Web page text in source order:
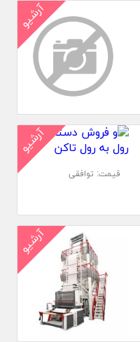
آرشیو
آرشیو
قیمت: توافقی
آرشیو